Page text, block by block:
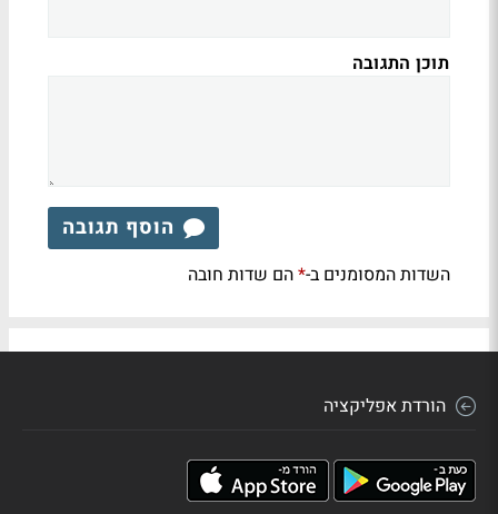
תוכן התגובה
הוסף תגובה
השדות המסומנים ב-*הם שדות חובה
הורדת אפליקציה